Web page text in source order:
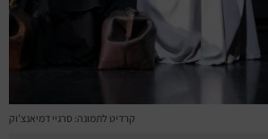
קרדיט לתמונה: סרגיי דמיאנצ'וק